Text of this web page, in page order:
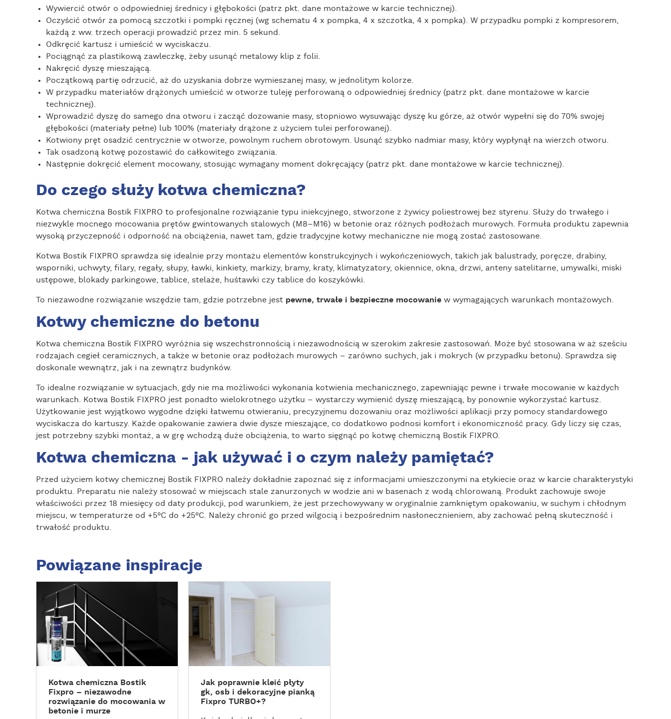
Wywiercić otwór o odpowiedniej średnicy i głębokości (patrz pkt. dane montażowe w karcie technicznej).
Oczyścić otwór za pomocą szczotki i pompki ręcznej (wg schematu 4 x pompka, 4 x szczotka, 4 x pompka). W przypadku pompki z kompresorem,
każdą z ww. trzech operacji prowadzić przez min. 5 sekund.
Odkręcić kartusz i umieścić w wyciskaczu.
Pociągnąć za plastikową zawleczkę, żeby usunąć metalowy klip z folii.
Nakręcić dyszę mieszającą.
Początkową partię odrzucić, aż do uzyskania dobrze wymieszanej masy, w jednolitym kolorze.
W przypadku materiałów drążonych umieścić w otworze tuleję perforowaną o odpowiedniej średnicy (patrz pkt. dane montażowe w karcie
technicznej).
Wprowadzić dyszę do samego dna otworu i zacząć dozowanie masy, stopniowo wysuwając dyszę ku górze, aż otwór wypełni się do 70% swojej
głębokości (materiały pełne) lub 100% (materiały drążone z użyciem tulei perforowanej).
Kotwiony pręt osadzić centrycznie w otworze, powolnym ruchem obrotowym. Usunąć szybko nadmiar masy, który wypłynął na wierzch otworu.
Tak osadzoną kotwę pozostawić do całkowitego związania.
Następnie dokręcić element mocowany, stosując wymagany moment dokręcający (patrz pkt. dane montażowe w karcie technicznej).
Do czego służy kotwa chemiczna?
Kotwa chemiczna Bostik FIXPRO to profesjonalne rozwiązanie typu iniekcyjnego, stworzone z żywicy poliestrowej bez styrenu. Służy do trwałego i
niezwykle mocnego mocowania prętów gwintowanych stalowych (M8–M16) w betonie oraz różnych podłożach murowych. Formuła produktu zapewnia
wysoką przyczepność i odporność na obciążenia, nawet tam, gdzie tradycyjne kotwy mechaniczne nie mogą zostać zastosowane.
Kotwa Bostik FIXPRO sprawdza się idealnie przy montażu elementów konstrukcyjnych i wykończeniowych, takich jak balustrady, poręcze, drabiny,
wsporniki, uchwyty, filary, regały, słupy, ławki, kinkiety, markizy, bramy, kraty, klimatyzatory, okiennice, okna, drzwi, anteny satelitarne, umywalki, miski
ustępowe, blokady parkingowe, tablice, stelaże, huśtawki czy tablice do koszykówki.
To niezawodne rozwiązanie wszędzie tam, gdzie potrzebne jest pewne, trwałe i bezpieczne mocowanie w wymagających warunkach montażowych.
Kotwy chemiczne do betonu
Kotwa chemiczna Bostik FIXPRO wyróżnia się wszechstronnością i niezawodnością w szerokim zakresie zastosowań. Może być stosowana w aż sześciu
rodzajach cegieł ceramicznych, a także w betonie oraz podłożach murowych – zarówno suchych, jak i mokrych (w przypadku betonu). Sprawdza się
doskonale wewnątrz, jak i na zewnątrz budynków.
To idealne rozwiązanie w sytuacjach, gdy nie ma możliwości wykonania kotwienia mechanicznego, zapewniając pewne i trwałe mocowanie w każdych
warunkach. Kotwa Bostik FIXPRO jest ponadto wielokrotnego użytku – wystarczy wymienić dyszę mieszającą, by ponownie wykorzystać kartusz.
Użytkowanie jest wyjątkowo wygodne dzięki łatwemu otwieraniu, precyzyjnemu dozowaniu oraz możliwości aplikacji przy pomocy standardowego
wyciskacza do kartuszy. Każde opakowanie zawiera dwie dysze mieszające, co dodatkowo podnosi komfort i ekonomiczność pracy. Gdy liczy się czas,
jest potrzebny szybki montaż, a w grę wchodzą duże obciążenia, to warto sięgnąć po kotwę chemiczną Bostik FIXPRO.
Kotwa chemiczna - jak używać i o czym należy pamiętać?
Przed użyciem kotwy chemicznej Bostik FIXPRO należy dokładnie zapoznać się z informacjami umieszczonymi na etykiecie oraz w karcie charakterystyki
produktu. Preparatu nie należy stosować w miejscach stale zanurzonych w wodzie ani w basenach z wodą chlorowaną. Produkt zachowuje swoje
właściwości przez 18 miesięcy od daty produkcji, pod warunkiem, że jest przechowywany w oryginalnie zamkniętym opakowaniu, w suchym i chłodnym
miejscu, w temperaturze od +5°C do +25°C. Należy chronić go przed wilgocią i bezpośrednim nasłonecznieniem, aby zachować pełną skuteczność i
trwałość produktu.
Powiązane inspiracje
Z
W
Kotwa chemiczna Bostik
Fixpro – niezawodne
rozwiązanie do mocowania w
betonie i murze
O
C
Z
W
Jak poprawnie kleić płyty
gk, osb i dekoracyjne pianką
Fixpro TURBO+?